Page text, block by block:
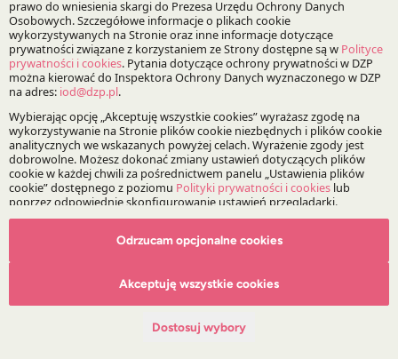
Aktualność | 26.03.2025
W najnowszym zestawieniu 18 ekspertów DZP otrzymało
indywidualne wyróżnienia, a do grona
rekomendowanych dołączyło aż 10 nowych prawników.
DZP umacnia swoją pozycję w rankingu Legal
500 EMEA 2024
W tegorocznej edycji rankingu Legal 500 nasza
kancelaria umocniła swoją pozycję, rekomendacje
indywidualne otrzymało aż 61 naszych ekspertów w 19
Odrzucam opcjonalne cookies
Akceptuję wszystkie cookies
Dostosuj wybory